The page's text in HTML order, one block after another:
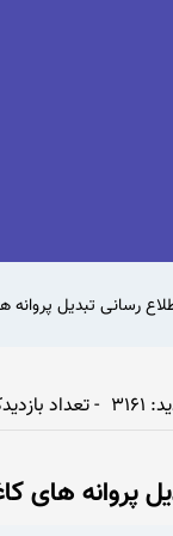
رسانی تبدیل پروانه
- تعداد
پروانه های